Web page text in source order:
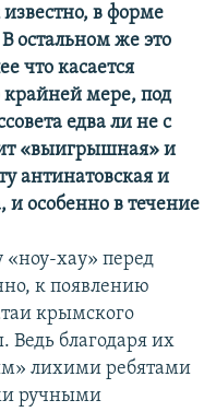
в форме
остальном же это
что касается
крайней мере, под
едва ли не с
«выигрышная» и
антинатовская и
особенно в течение
хау» перед
к появлению
крымского
Ведь благодаря их
лихими ребятами
ручными